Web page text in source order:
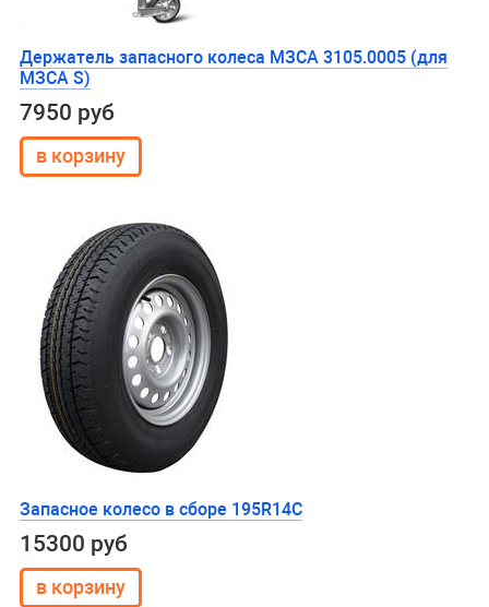
Держатель запасного колеса МЗСА 3105.0005 (для
МЗСА S)
7950 руб
Запасное колесо в сборе 195R14C
15300 руб